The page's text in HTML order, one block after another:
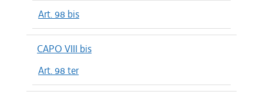
Art. 98 bis
CAPO VIII bis
Art. 98 ter